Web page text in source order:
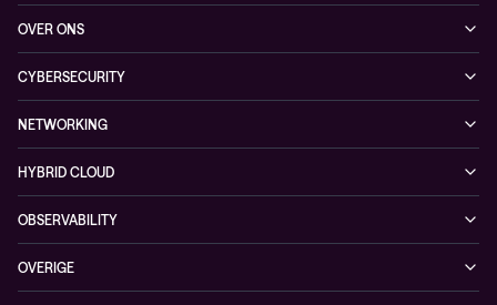
Networking
Observability
Hybrid Cloud
Events
Nieuws
Referenties
Whitepaper
OVER ONS
Partners
Duurzaamheid
Persruimte
CYBERSECURITY
Cybersecurity solutions
Conscia ThreatInsights
NETWORKING
Networking solutions
Consultancy
HYBRID CLOUD
OBSERVABILITY
Digital Employee Experience
OVERIGE